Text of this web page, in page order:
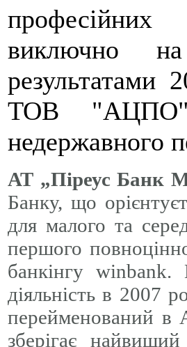
виключно
результатами
ТОВ "АЦПО"
недержавного
АТ „Піреус Банк
Банку, що
для малого та
першого
банкінгу
діяльність в 2007
перейменований в
зберігає